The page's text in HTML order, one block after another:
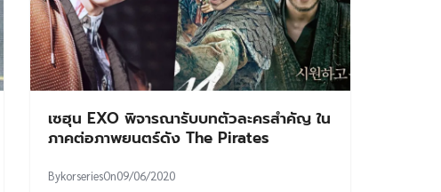
เซฮุน EXO พิจารณารับบทตัวละครสำคัญ ใน
ภาคต่อภาพยนตร์ดัง The Pirates
BykorseriesOn09/06/2020